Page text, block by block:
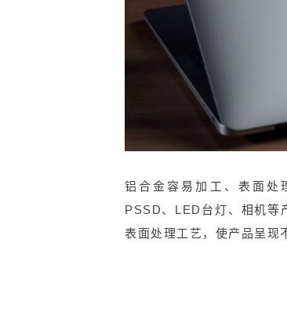
铝合金容易加工、表面处
PSSD、LED台灯、相机等
表面处理工艺，使产品呈现